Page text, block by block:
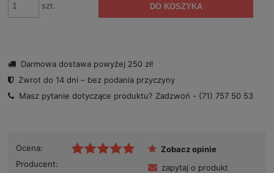
szt. DO KOSZYKA
Darmowa dostawa powyżej 250 zł!
Zwrot do 14 dni – bez podania przyczyny
Masz pytanie dotyczące produktu? Zadzwoń - (71) 757 50 53
Ocena:
Producent:
Zobacz opinie
zapytaj o produkt